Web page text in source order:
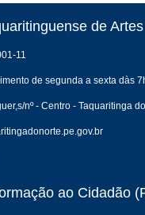
de
11
de segunda a sexta dàs
nº - Centro - Taquaritinga
ao Cidadão